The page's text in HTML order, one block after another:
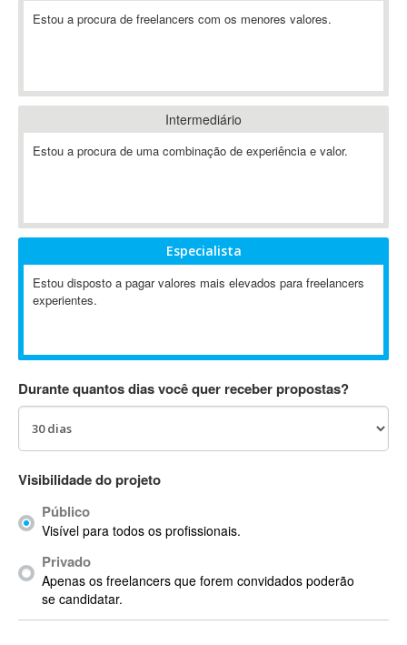
ABAP
ABIS
Ableton
Ableton Live
Abstract Window Toolkit (AWT)
AC Drives
AC3
ACID Pro
ACPI
ACT
Actian
Actimize
ActionScript
ActionScript 3
Estou a procura de freelancers com os menores valores.
Intermediário
Estou a procura de uma combinação de experiência e valor.
Especialista
Estou disposto a pagar valores mais elevados para freelancers
experientes.
Durante quantos dias você quer receber propostas?
Visibilidade do projeto
Público
Visível para todos os profissionais.
Privado
Apenas os freelancers que forem convidados poderão
se candidatar.